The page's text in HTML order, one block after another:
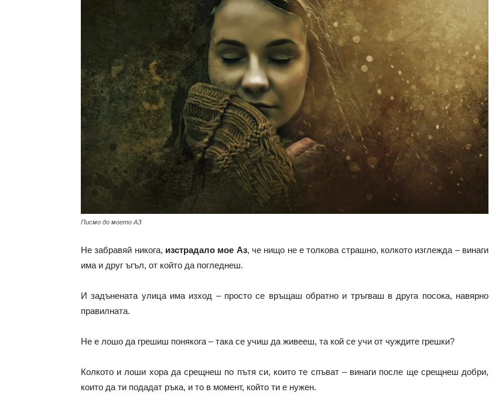
вкус
на
Писмо до моето АЗ
Не забравяй никога, изстрадало мое Аз, че нищо не е толкова страшно, колкото изглежда – винаги
има и друг ъгъл, от който да погледнеш.
И задънената улица има изход – просто се връщаш обратно и тръгваш в друга посока, навярно
правилната.
Не е лошо да грешиш понякога – така се учиш да живееш, та кой се учи от чуждите грешки?
Колкото и лоши хора да срещнеш по пътя си, които те спъват – винаги после ще срещнеш добри,
които да ти подадат ръка, и то в момент, който ти е нужен.